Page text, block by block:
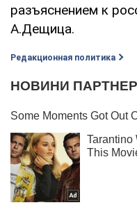
разъяснением к
А.Дещица.
Редакционная политика